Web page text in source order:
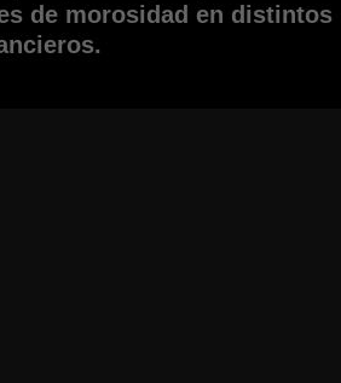
de morosidad en distintos